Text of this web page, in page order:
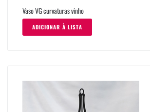
Vaso VG curvaturas vinho
ADICIONAR À LISTA